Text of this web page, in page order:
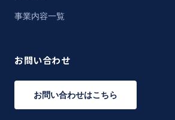
事業内容一覧
お問い合わせ
お問い合わせはこちら